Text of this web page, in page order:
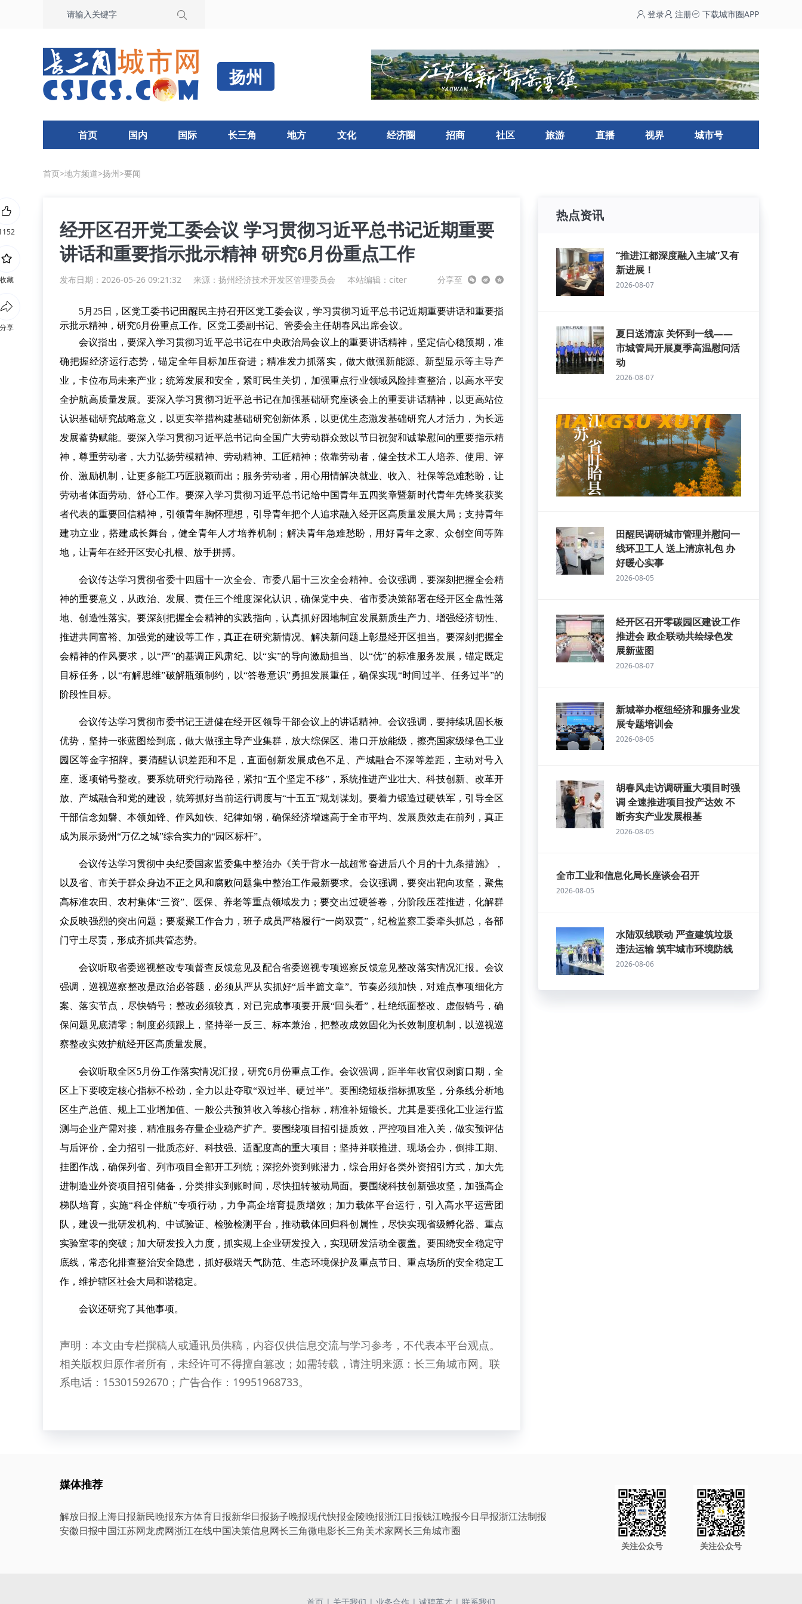
登录 注册 下载城市圈APP
扬州
首页 国内 国际 长三角 地方 文化 经济圈 招商 社区 旅游 直播 视界 城市号
首页>地方频道>扬州>要闻
经开区召开党工委会议 学习贯彻习近平总书记近期重要
讲话和重要指示批示精神 研究6月份重点工作
发布日期：2026-05-26 09:21:32 来源： 扬州经济技术开发区管理委员会 本站编辑：citer 分享至
5月25日，区党工委书记田醒民主持召开区党工委会议，学习贯彻习近平总书记近期重要讲话和重要指
示批示精神，研究6月份重点工作。区党工委副书记、管委会主任胡春风出席会议。
会议指出，要深入学习贯彻习近平总书记在中央政治局会议上的重要讲话精神，坚定信心稳预期，准
确把握经济运行态势，锚定全年目标加压奋进；精准发力抓落实，做大做强新能源、新型显示等主导产
业，卡位布局未来产业；统筹发展和安全，紧盯民生关切，加强重点行业领域风险排查整治，以高水平安
全护航高质量发展。要深入学习贯彻习近平总书记在加强基础研究座谈会上的重要讲话精神，以更高站位
认识基础研究战略意义，以更实举措构建基础研究创新体系，以更优生态激发基础研究人才活力，为长远
发展蓄势赋能。要深入学习贯彻习近平总书记向全国广大劳动群众致以节日祝贺和诚挚慰问的重要指示精
神，尊重劳动者，大力弘扬劳模精神、劳动精神、工匠精神；依靠劳动者，健全技术工人培养、使用、评
价、激励机制，让更多能工巧匠脱颖而出；服务劳动者，用心用情解决就业、收入、社保等急难愁盼，让
劳动者体面劳动、舒心工作。要深入学习贯彻习近平总书记给中国青年五四奖章暨新时代青年先锋奖获奖
者代表的重要回信精神，引领青年胸怀理想，引导青年把个人追求融入经开区高质量发展大局；支持青年
建功立业，搭建成长舞台，健全青年人才培养机制；解决青年急难愁盼，用好青年之家、众创空间等阵
地，让青年在经开区安心扎根、放手拼搏。
会议传达学习贯彻省委十四届十一次全会、市委八届十三次全会精神。会议强调，要深刻把握全会精
神的重要意义，从政治、发展、责任三个维度深化认识，确保党中央、省市委决策部署在经开区全盘性落
地、创造性落实。要深刻把握全会精神的实践指向，认真抓好因地制宜发展新质生产力、增强经济韧性、
推进共同富裕、加强党的建设等工作，真正在研究新情况、解决新问题上彰显经开区担当。要深刻把握全
会精神的作风要求，以“严”的基调正风肃纪、以“实”的导向激励担当、以“优”的标准服务发展，锚定既定
目标任务，以“有解思维”破解瓶颈制约，以“答卷意识”勇担发展重任，确保实现“时间过半、任务过半”的
阶段性目标。
会议传达学习贯彻市委书记王进健在经开区领导干部会议上的讲话精神。会议强调，要持续巩固长板
优势，坚持一张蓝图绘到底，做大做强主导产业集群，放大综保区、港口开放能级，擦亮国家级绿色工业
园区等金字招牌。要清醒认识差距和不足，直面创新发展成色不足、产城融合不深等差距，主动对号入
座、逐项销号整改。要系统研究行动路径，紧扣“五个坚定不移”，系统推进产业壮大、科技创新、改革开
放、产城融合和党的建设，统筹抓好当前运行调度与“十五五”规划谋划。要着力锻造过硬铁军，引导全区
干部信念如磐、本领如锋、作风如铁、纪律如钢，确保经济增速高于全市平均、发展质效走在前列，真正
成为展示扬州“万亿之城”综合实力的“园区标杆”。
会议传达学习贯彻中央纪委国家监委集中整治办《关于背水一战超常奋进后八个月的十九条措施》，
以及省、市关于群众身边不正之风和腐败问题集中整治工作最新要求。会议强调，要突出靶向攻坚，聚焦
高标准农田、农村集体“三资”、医保、养老等重点领域发力；要交出过硬答卷，分阶段压茬推进，化解群
众反映强烈的突出问题；要凝聚工作合力，班子成员严格履行“一岗双责”，纪检监察工委牵头抓总，各部
门守土尽责，形成齐抓共管态势。
会议听取省委巡视整改专项督查反馈意见及配合省委巡视专项巡察反馈意见整改落实情况汇报。会议
强调，巡视巡察整改是政治必答题，必须从严从实抓好“后半篇文章”。节奏必须加快，对难点事项细化方
案、落实节点，尽快销号；整改必须较真，对已完成事项要开展“回头看”，杜绝纸面整改、虚假销号，确
保问题见底清零；制度必须跟上，坚持举一反三、标本兼治，把整改成效固化为长效制度机制，以巡视巡
察整改实效护航经开区高质量发展。
会议听取全区5月份工作落实情况汇报，研究6月份重点工作。会议强调，距半年收官仅剩窗口期，全
区上下要咬定核心指标不松劲，全力以赴夺取“双过半、硬过半”。要围绕短板指标抓攻坚，分条线分析地
区生产总值、规上工业增加值、一般公共预算收入等核心指标，精准补短锻长。尤其是要强化工业运行监
测与企业产需对接，精准服务存量企业稳产扩产。要围绕项目招引提质效，严控项目准入关，做实预评估
与后评价，全力招引一批质态好、科技强、适配度高的重大项目；坚持并联推进、现场会办，倒排工期、
挂图作战，确保列省、列市项目全部开工列统；深挖外资到账潜力，综合用好各类外资招引方式，加大先
进制造业外资项目招引储备，分类排实到账时间，尽快扭转被动局面。要围绕科技创新强攻坚，加强高企
梯队培育，实施“科企伴航”专项行动，力争高企培育提质增效；加力载体平台运行，引入高水平运营团
队，建设一批研发机构、中试验证、检验检测平台，推动载体回归科创属性，尽快实现省级孵化器、重点
实验室零的突破；加大研发投入力度，抓实规上企业研发投入，实现研发活动全覆盖。要围绕安全稳定守
底线，常态化排查整治安全隐患，抓好极端天气防范、生态环境保护及重点节日、重点场所的安全稳定工
作，维护辖区社会大局和谐稳定。
会议还研究了其他事项。
声明：本文由专栏撰稿人或通讯员供稿，内容仅供信息交流与学习参考，不代表本平台观点。
相关版权归原作者所有，未经许可不得擅自篡改；如需转载，请注明来源：长三角城市网。联
系电话：15301592670；广告合作：19951968733。
热点资讯
“推进江都深度融入主城”又有
新进展！
2026-08-07
夏日送清凉 关怀到一线——
市城管局开展夏季高温慰问活
动
2026-08-07
田醒民调研城市管理并慰问一
线环卫工人 送上清凉礼包 办
好暖心实事
2026-08-05
经开区召开零碳园区建设工作
推进会 政企联动共绘绿色发
展新蓝图
2026-08-07
新城举办枢纽经济和服务业发
展专题培训会
2026-08-05
胡春风走访调研重大项目时强
调 全速推进项目投产达效 不
断夯实产业发展根基
2026-08-05
全市工业和信息化局长座谈会召开
2026-08-05
水陆双线联动 严查建筑垃圾
违法运输 筑牢城市环境防线
2026-08-06
收藏
分享
媒体推荐
解放日报上海日报新民晚报东方体育日报新华日报扬子晚报现代快报金陵晚报浙江日报钱江晚报今日早报浙江法制报
安徽日报中国江苏网龙虎网浙江在线中国决策信息网长三角微电影长三角美术家网长三角城市圈
关注公众号 关注公众号